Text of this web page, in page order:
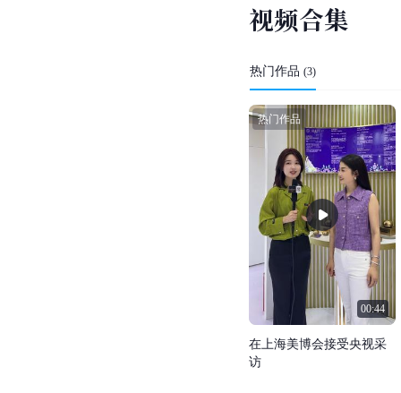
视频合集
热门作品 (3)
00:44
热门作品
在上海美博会接受央视采
访